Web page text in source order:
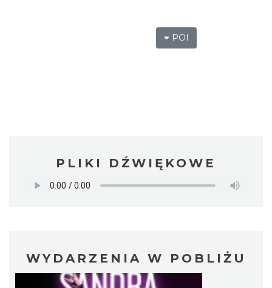
POI
PLIKI DŹWIĘKOWE
WYDARZENIA W POBLIŻU